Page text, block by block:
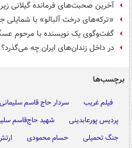
آخرین صحبت‌های فرمانده گیلانی
«ترکه‌های درخت آلبالو» با شمایلی
گفت‌وگوی یک نویسنده با مرحوم
در داخل زندان‌های ایران چه
برچسب‌ها
فیلم غریب سردار حاج قاسم سلیمانی
پردیس پورعابدینی
شهید حاج‌قاسم
جنگ تحمیلی
حسام محمودی